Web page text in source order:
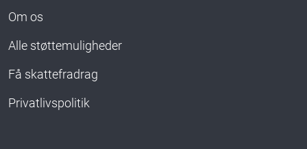
Om os
Alle støttemuligheder
Få skattefradrag
Privatlivspolitik